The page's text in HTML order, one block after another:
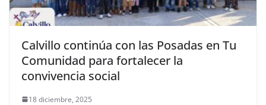
Calvillo continúa con las Posadas en Tu
Comunidad para fortalecer la
convivencia social
18 diciembre, 2025